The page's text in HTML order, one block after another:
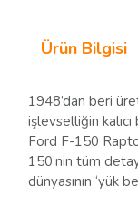
Ürün Bilgisi
1948’dan beri
işlevselliğin
Ford F-150
150’nin tüm
dünyasının ‘yük